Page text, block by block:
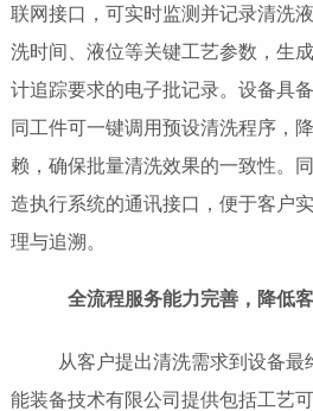
联网接口，可实时监测并记录清洗
洗时间、液位等关键工艺参数，生
计追踪要求的电子批记录。设备具
同工件可一键调用预设清洗程序，
赖，确保批量清洗效果的一致性。
造执行系统的通讯接口，便于客户
理与追溯。
全流程服务能力完善，降低
从客户提出清洗需求到设备最
能装备技术有限公司提供包括工艺